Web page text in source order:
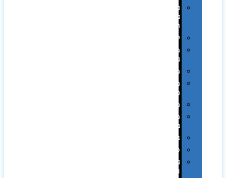
כלי
עבודה
ופנסים
למטבח
מוצרי
עור
מחברות
מחזיקי
מפתחות
משחקים
מתנה
בפחית
נסיעות
ספורט
על
השולחן…